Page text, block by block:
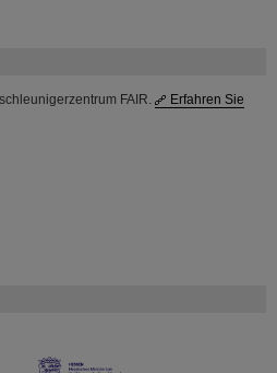
FAIR.
Erfahren Sie